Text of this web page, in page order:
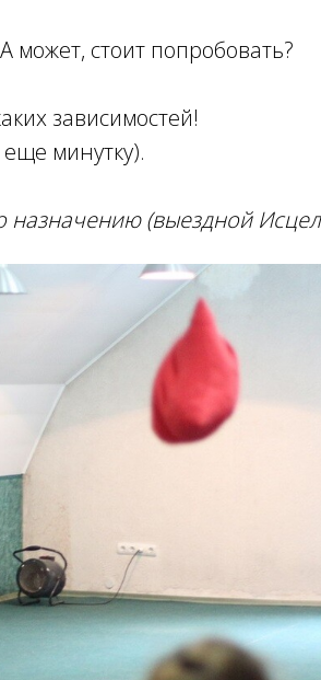
может, стоит попробовать?
зависимостей!
минутку).
назначению (выездной